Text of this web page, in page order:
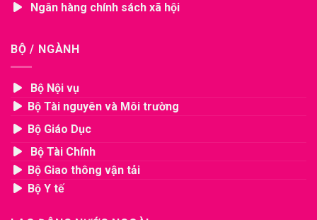
Ngân hàng chính sách xã hội
BỘ / NGÀNH
Bộ Nội vụ
Bộ Tài nguyên và Môi trường
Bộ Giáo Dục
Bộ Tài Chính
Bộ Giao thông vận tải
Bộ Y tế